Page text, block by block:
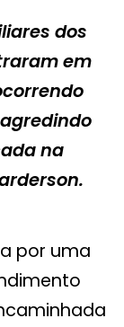
dos
em
na
por uma